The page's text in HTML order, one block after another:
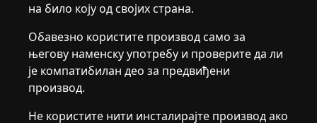
на било коју од својих страна.
Обавезно користите производ само за
његову наменску употребу и проверите да ли
је компатибилан део за предвиђени
производ.
Не користите нити инсталирајте производ ако